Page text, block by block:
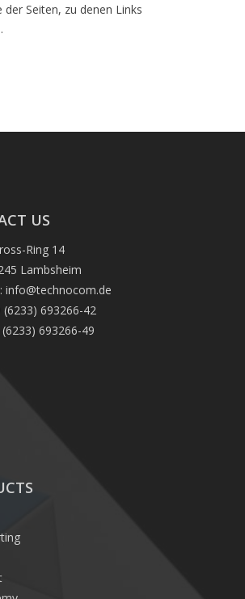
der Seiten, zu denen Links
US
Ring 14
Lambsheim
info@technocom.de
(6233) 693266-42
693266-49